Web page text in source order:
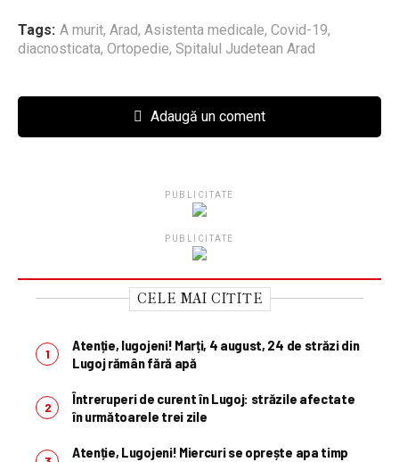
Tags: A murit, Arad, Asistenta medicale, Covid-19,
diacnosticata, Ortopedie, Spitalul Judetean Arad
Adaugă un coment
PUBLICITATE
PUBLICITATE
CELE MAI CITITE
Atenție, lugojeni! Marți, 4 august, 24 de străzi din
Lugoj rămân fără apă
Întreruperi de curent în Lugoj: străzile afectate
în următoarele trei zile
Atenție, Lugojeni! Miercuri se oprește apa timp